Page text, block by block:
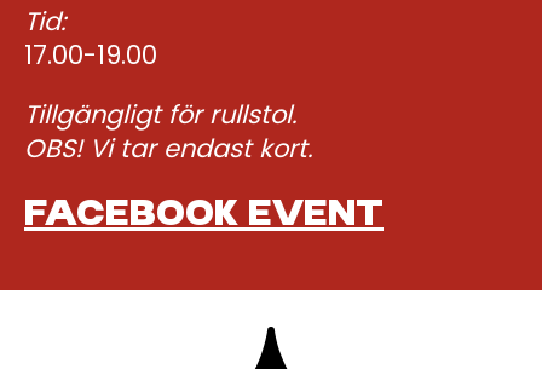
Tid:
17.00-19.00
Tillgängligt för rullstol.
OBS! Vi tar endast kort.
FACEBOOK EVENT